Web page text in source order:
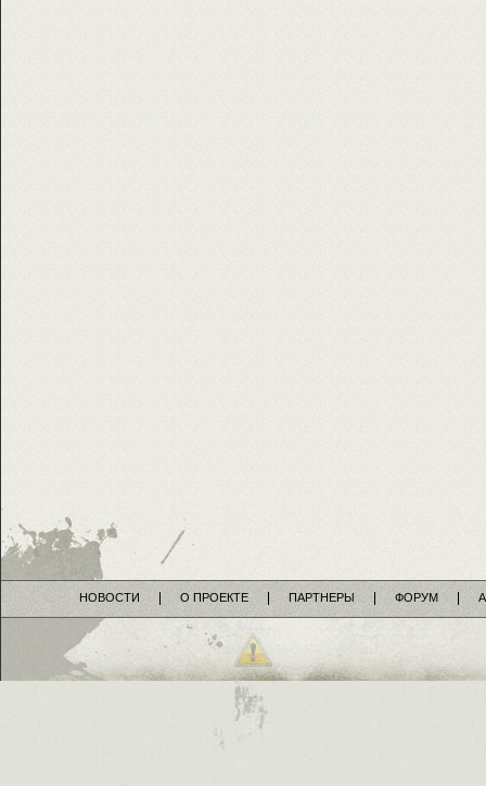
НОВОСТИ О ПРОЕКТЕ ПАРТНЕРЫ ФОРУМ